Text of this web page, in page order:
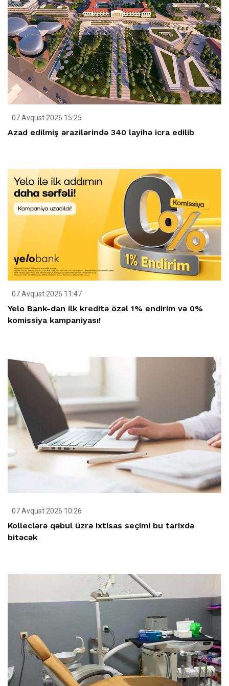
07 Avqust 2026 15:25
Azad edilmiş ərazilərində 340 layihə icra edilib
07 Avqust 2026 11:47
Yelo Bank-dan ilk kreditə özəl 1% endirim və 0%
komissiya kampaniyası!
07 Avqust 2026 10:26
Kolleclərə qəbul üzrə ixtisas seçimi bu tarixdə
bitəcək